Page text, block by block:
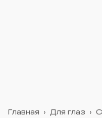
Для глаз ›
Главная ›